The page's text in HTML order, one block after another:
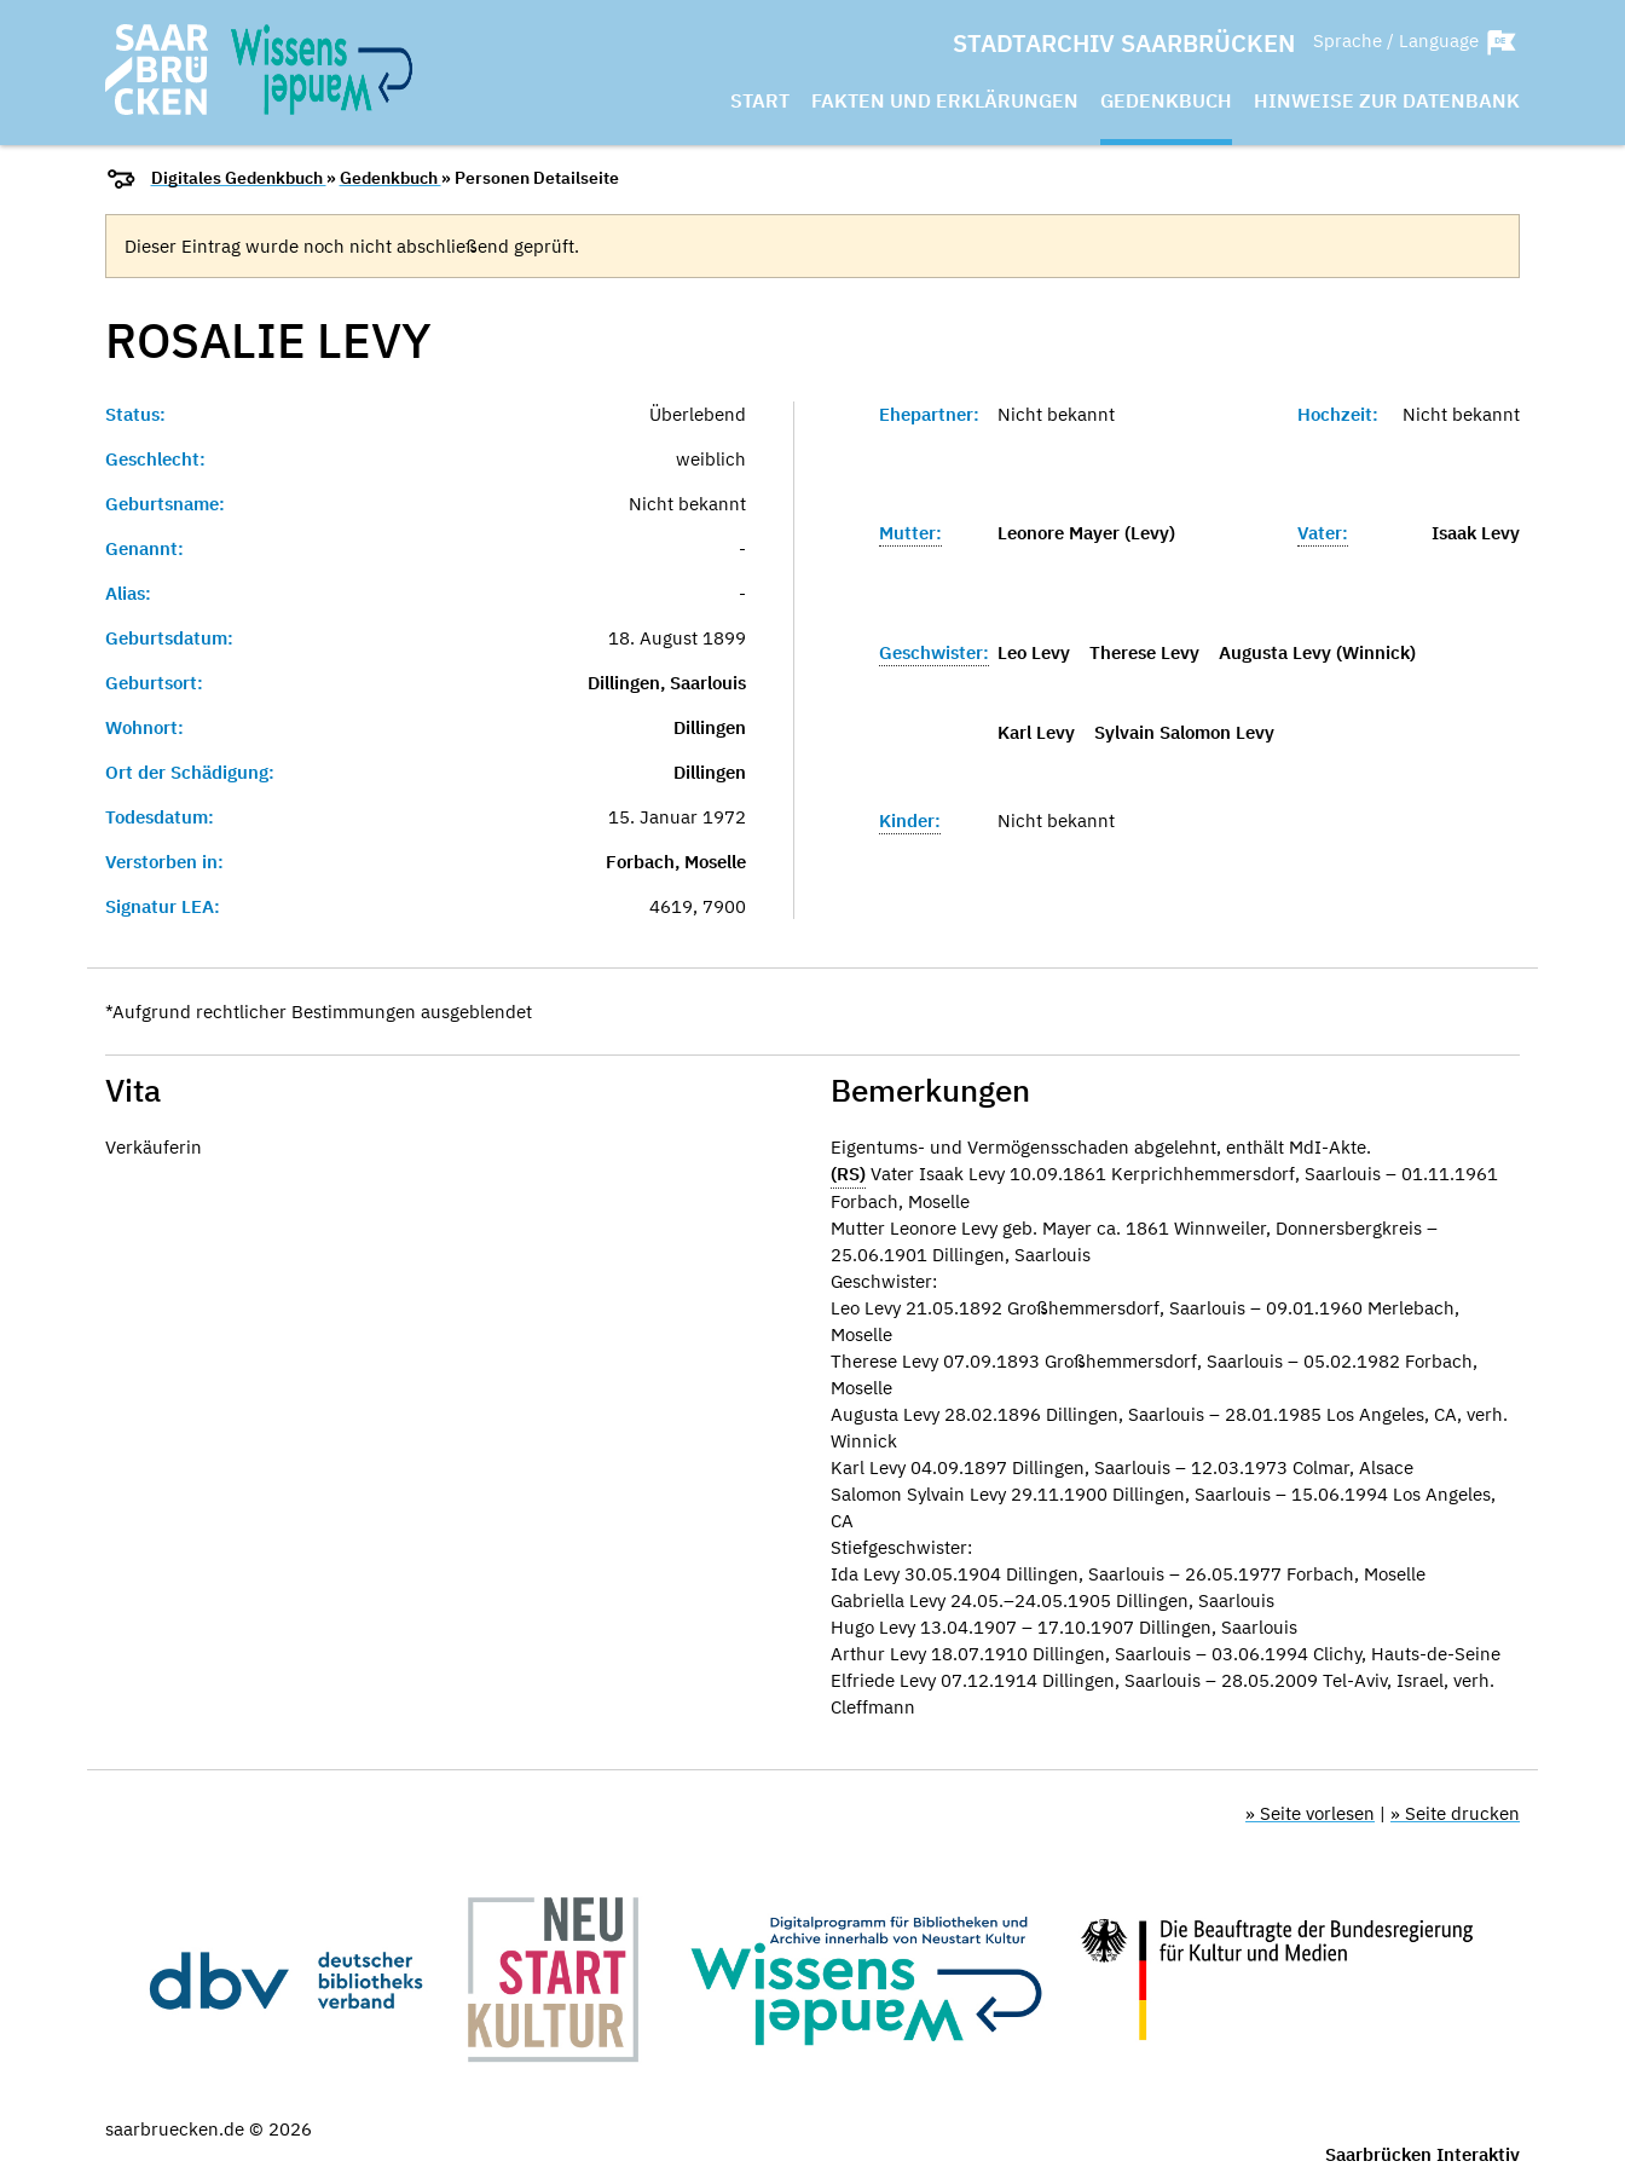
STADTARCHIV SAARBRÜCKEN Sprache / Language
START FAKTEN UND ERKLÄRUNGEN GEDENKBUCH HINWEISE ZUR DATENBANK
Digitales Gedenkbuch »Gedenkbuch » Personen Detailseite
Dieser Eintrag wurde noch nicht abschließend geprüft.
ROSALIE LEVY
Status:
Überlebend
Geschlecht:
weiblich
Geburtsname:
Nicht bekannt
Genannt:
-
Alias:
-
Geburtsdatum:
18. August 1899
Geburtsort:
Dillingen, Saarlouis
Wohnort:
Dillingen
Ort der Schädigung:
Dillingen
Todesdatum:
15. Januar 1972
Verstorben in:
Forbach, Moselle
Signatur LEA:
4619, 7900
Ehepartner: Nicht bekannt Hochzeit: Nicht bekannt
Mutter: Leonore Mayer (Levy) Vater: Isaak Levy
Geschwister: Leo Levy Therese Levy Augusta Levy (Winnick)
Karl Levy Sylvain Salomon Levy
Kinder: Nicht bekannt
*Aufgrund rechtlicher Bestimmungen ausgeblendet
Vita
Verkäuferin
Bemerkungen
Eigentums- und Vermögensschaden abgelehnt, enthält MdI-Akte.
(RS) Vater Isaak Levy 10.09.1861 Kerprichhemmersdorf, Saarlouis – 01.11.1961
Forbach, Moselle
Mutter Leonore Levy geb. Mayer ca. 1861 Winnweiler, Donnersbergkreis –
25.06.1901 Dillingen, Saarlouis
Geschwister:
Leo Levy 21.05.1892 Großhemmersdorf, Saarlouis – 09.01.1960 Merlebach,
Moselle
Therese Levy 07.09.1893 Großhemmersdorf, Saarlouis – 05.02.1982 Forbach,
Moselle
Augusta Levy 28.02.1896 Dillingen, Saarlouis – 28.01.1985 Los Angeles, CA, verh.
Winnick
Karl Levy 04.09.1897 Dillingen, Saarlouis – 12.03.1973 Colmar, Alsace
Salomon Sylvain Levy 29.11.1900 Dillingen, Saarlouis – 15.06.1994 Los Angeles,
CA
Stiefgeschwister:
Ida Levy 30.05.1904 Dillingen, Saarlouis – 26.05.1977 Forbach, Moselle
Gabriella Levy 24.05.–24.05.1905 Dillingen, Saarlouis
Hugo Levy 13.04.1907 – 17.10.1907 Dillingen, Saarlouis
Arthur Levy 18.07.1910 Dillingen, Saarlouis – 03.06.1994 Clichy, Hauts-de-Seine
Elfriede Levy 07.12.1914 Dillingen, Saarlouis – 28.05.2009 Tel-Aviv, Israel, verh.
Cleffmann
» Seite vorlesen | » Seite drucken
saarbruecken.de © 2026
Saarbrücken Interaktiv